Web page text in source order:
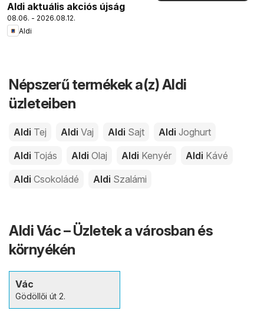
Aldi aktuális akciós újság
08.06. - 2026.08.12.
Aldi
Népszerű termékek a(z) Aldi
üzleteiben
Aldi Tej Aldi Vaj Aldi Sajt Aldi Joghurt
Aldi Tojás Aldi Olaj Aldi Kenyér Aldi Kávé
Aldi Csokoládé Aldi Szalámi
Aldi Vác – Üzletek a városban és
környékén
Vác
Gödöllői út 2.